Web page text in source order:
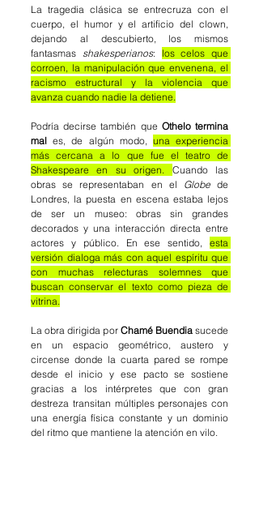
La tragedia clásica se entrecruza con el
cuerpo, el humor y el artificio del clown,
dejando al descubierto, los mismos
fantasmas shakesperianos: los celos que
corroen, la manipulación que envenena, el
racismo estructural y la violencia que
avanza cuando nadie la detiene.
Podría decirse también que Othelo termina
mal es, de algún modo, una experiencia
más cercana a lo que fue el teatro de
Shakespeare en su origen. Cuando las
obras se representaban en el Globe de
Londres, la puesta en escena estaba lejos
de ser un museo: obras sin grandes
decorados y una interacción directa entre
actores y público. En ese sentido, esta
versión dialoga más con aquel espíritu que
con muchas relecturas solemnes que
buscan conservar el texto como pieza de
vitrina.
La obra dirigida por Chamé Buendia sucede
en un espacio geométrico, austero y
circense donde la cuarta pared se rompe
desde el inicio y ese pacto se sostiene
gracias a los intérpretes que con gran
destreza transitan múltiples personajes con
una energía física constante y un dominio
del ritmo que mantiene la atención en vilo.